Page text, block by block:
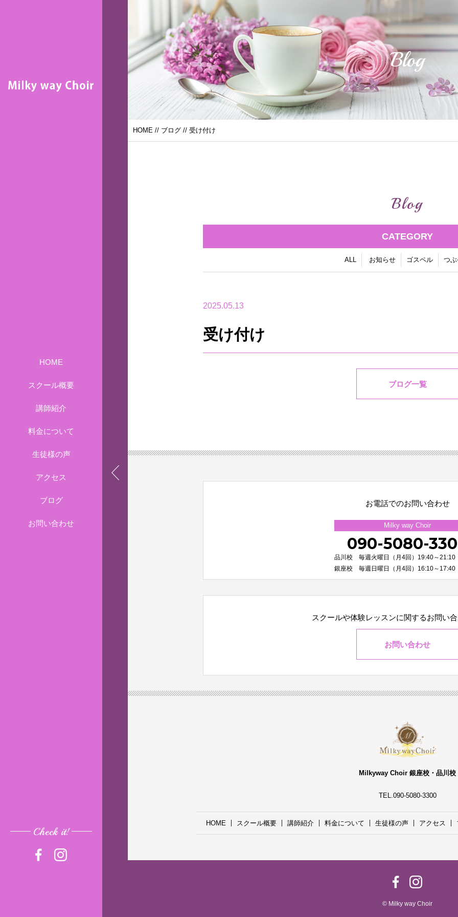
HOME
スクール概要
講師紹介
料金について
生徒様の声
アクセス
ブログ
お問い合わせ
Check it!
Blog
HOME // ブログ // 受け付け
Blog
CATEGORY
ALL お知らせ ゴスペル つ
2025.05.13
受け付け
ブログ一覧
お電話でのお問い合わせ
Milky way Choir
090-5080-
品川校 毎週火曜日（月4回）19:40～21:10
銀座校 毎週日曜日（月4回）16:10～17:40
スクールや体験レッスンに関するお問い
お問い合わせ
Milkyway Choir 銀座校・品川校
TEL.090-5080-3300
HOME スクール概要 講師紹介 料金について 生徒様の声 アクセス
© Milky way Choir